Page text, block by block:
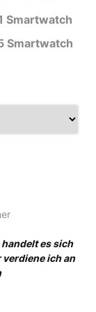
Smartwatch
Smartwatch
es sich
ich an